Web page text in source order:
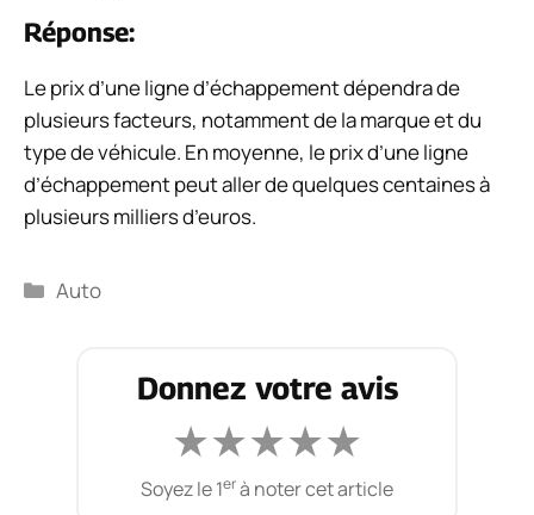
Réponse:
Le prix d’une ligne d’échappement dépendra de
plusieurs facteurs, notamment de la marque et du
type de véhicule. En moyenne, le prix d’une ligne
d’échappement peut aller de quelques centaines à
plusieurs milliers d’euros.
Catégories
Auto
Donnez votre avis
★★★★★
Soyez le 1erà noter cet article